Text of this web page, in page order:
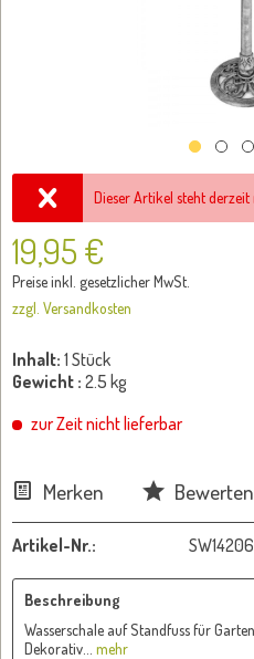
Dieser Artikel steht
19,95 €
Preise inkl. gesetzlicher MwSt.
zzgl. Versandkosten
Inhalt: 1 Stück
Gewicht : 2.5 kg
zur Zeit nicht lieferbar
Merken Bewerten
Artikel-Nr.: SW14206
Beschreibung
Wasserschale auf Standfuss für
Dekorativ...
mehr